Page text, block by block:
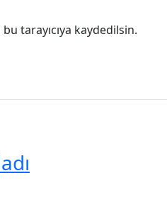
tarayıcıya kaydedilsin.